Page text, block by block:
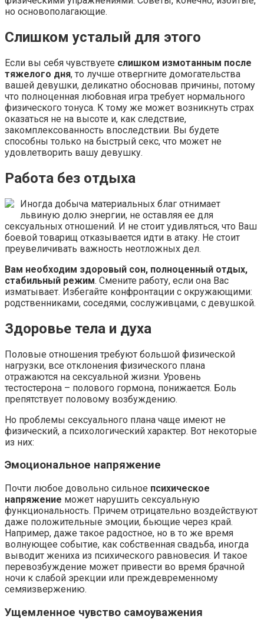
но основополагающие.
Слишком усталый для этого
Если вы себя чувствуете слишком измотанным после
тяжелого дня, то лучше отвергните домогательства
вашей девушки, деликатно обосновав причины, потому
что полноценная любовная игра требует нормального
физического тонуса. К тому же может возникнуть страх
оказаться не на высоте и, как следствие,
закомплексованность впоследствии. Вы будете
способны только на быстрый секс, что может не
удовлетворить вашу девушку.
Работа без отдыха
Иногда добыча материальных благ отнимает
львиную долю энергии, не оставляя ее для
сексуальных отношений. И не стоит удивляться, что Ваш
боевой товарищ отказывается идти в атаку. Не стоит
преувеличивать важность неотложных дел.
Вам необходим здоровый сон, полноценный отдых,
стабильный режим. Смените работу, если она Вас
изматывает. Избегайте конфронтации с окружающими:
родственниками, соседями, сослуживцами, с девушкой.
Здоровье тела и духа
Половые отношения требуют большой физической
нагрузки, все отклонения физического плана
отражаются на сексуальной жизни. Уровень
тестостерона – полового гормона, понижается. Боль
препятствует половому возбуждению.
Но проблемы сексуального плана чаще имеют не
физический, а психологический характер. Вот некоторые
из них:
Эмоциональное напряжение
Почти любое довольно сильное психическое
напряжение может нарушить сексуальную
функциональность. Причем отрицательно воздействуют
даже положительные эмоции, бьющие через край.
Например, даже такое радостное, но в то же время
волнующее событие, как собственная свадьба, иногда
выводит жениха из психического равновесия. И такое
перевозбуждение может привести во время брачной
ночи к слабой эрекции или преждевременному
семяизвержению.
Ущемленное чувство самоуважения